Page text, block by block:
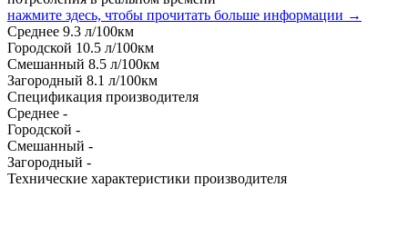
нажмите здесь, чтобы прочитать больше информации →
Среднее 9.3 л/100км
Городской 10.5 л/100км
Смешанный 8.5 л/100км
Загородный 8.1 л/100км
Спецификация производителя
Среднее -
Городской -
Смешанный -
Загородный -
Технические характеристики производителя